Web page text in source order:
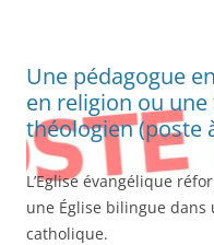
Une pédagogue
en religion ou
théologien (poste
L’Eglise évangélique
une Église bilingue
catholique.